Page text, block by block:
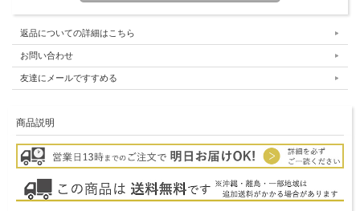
返品についての詳細はこちら
お問い合わせ
友達にメールですすめる
商品説明